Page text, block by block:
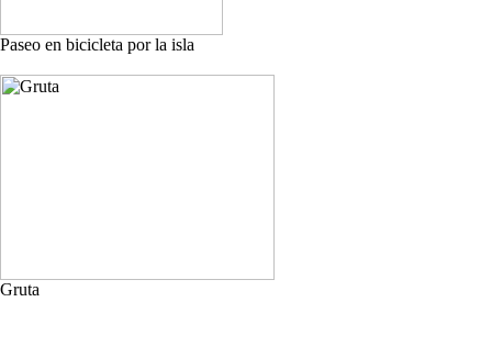
Paseo en bicicleta por la isla
Gruta